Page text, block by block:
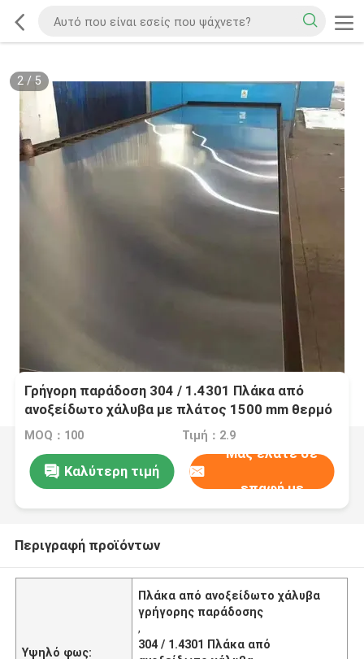
2/5
Γρήγορη παράδοση 304 / 1.4301 Πλάκα από
ανοξείδωτο χάλυβα με πλάτος 1500 mm θερμό
έλαση για βιομηχανική χρήση
MOQ：100 Τιμή：2.9
Καλύτερη τιμή
Μας ελάτε σε
επαφή με
Περιγραφή προϊόντων
Υψηλό φως:
Πλάκα από ανοξείδωτο χάλυβα
γρήγορης παράδοσης
,
304 / 1.4301 Πλάκα από